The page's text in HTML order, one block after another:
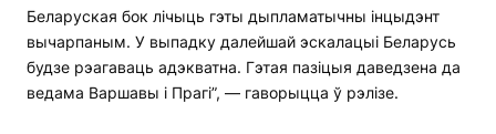
Беларуская бок лічыць гэты дыпламатычны інцыдэнт
вычарпаным. У выпадку далейшай эскалацыі Беларусь
будзе рэагаваць адэкватна. Гэтая пазіцыя даведзена да
ведама Варшавы і Прагі”, — гаворыцца ў рэлізе.